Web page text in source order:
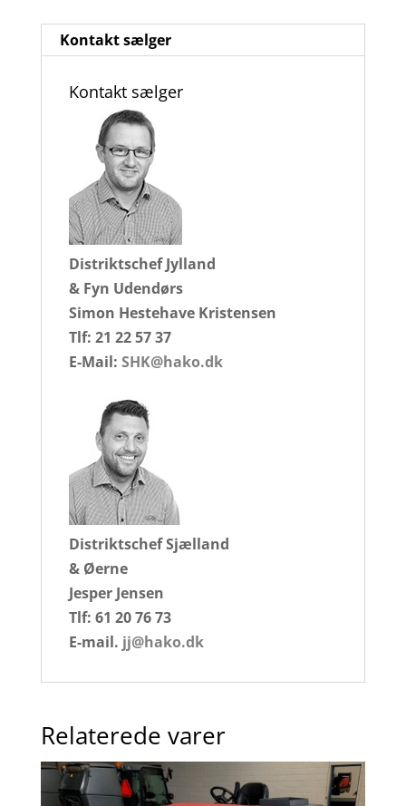
Kontakt sælger
Kontakt sælger
Distriktschef Jylland
& Fyn Udendørs
Simon Hestehave Kristensen
Tlf: 21 22 57 37
E-Mail: SHK@hako.dk
Distriktschef Sjælland
& Øerne
Jesper Jensen
Tlf: 61 20 76 73
E-mail. jj@hako.dk
Relaterede varer